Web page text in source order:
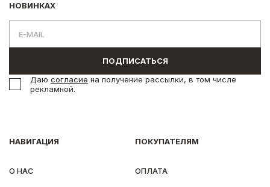
НАВИГАЦИЯ
О НАС
ПОКУПАТЕЛЯМ
ОПЛАТА
НОВИНКАХ
ПОДПИСАТЬСЯ
Даю согласие на получение рассылки, в том числе
рекламной.